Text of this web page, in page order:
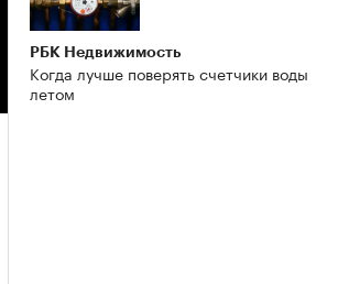
РБК Недвижимость
Когда лучше поверять счетчики воды
летом